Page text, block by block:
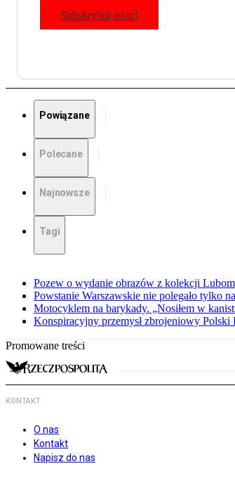
Subskrybuj teraz!
Powiązane
Polecane
Najnowsze
Tagi
Pozew o wydanie obrazów z kolekcji
Powstanie Warszawskie nie polegało tylko
Motocyklem na barykady. „Nosiłem w
Konspiracyjny przemysł zbrojeniowy Polski
Promowane treści
KONTAKT
O nas
Kontakt
Napisz do nas